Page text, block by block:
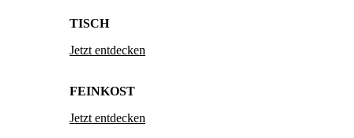
TISCH
Jetzt entdecken
FEINKOST
Jetzt entdecken